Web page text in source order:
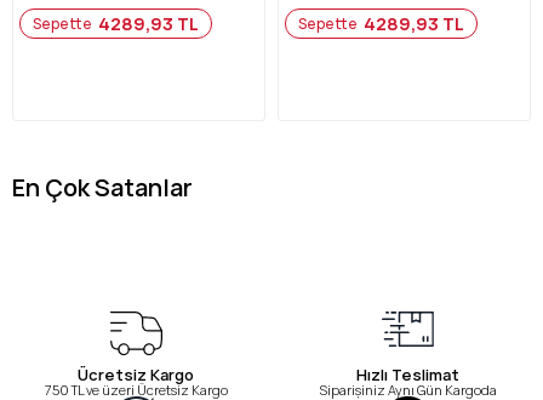
Sepette 4289,93 TL Sepette 4289,93 TL
En Çok Satanlar
Ücretsiz Kargo
750 TL ve üzeri Ücretsiz Kargo
Hızlı Teslimat
Siparişiniz Aynı Gün Kargoda